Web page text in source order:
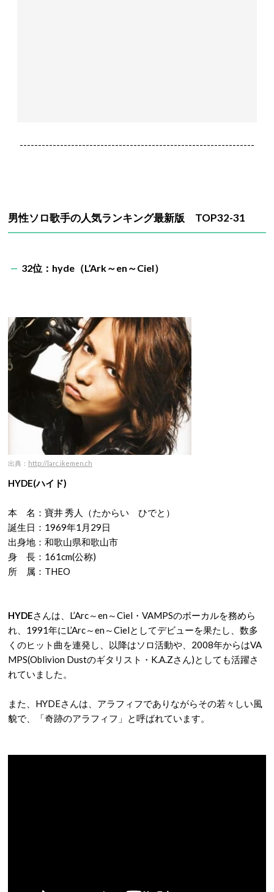
----------------------------------------------------------------
男性ソロ歌手の人気ランキング最新版 TOP32-31
32位：hyde（L’Ark～en～Ciel）
出典： http://larc.ikemen.ch
HYDE(ハイド)
本 名：寶井 秀人（たからい ひでと）
誕生日：1969年1月29日
出身地：和歌山県和歌山市
身 長：161cm(公称)
所 属：THEO
HYDEさんは、 L’Arc～en～Ciel ・VAMPSのボーカルを務めら
れ、1991年にL’Arc～en～Cielとしてデビューを果たし、数多
くのヒット曲を連発し、以降はソロ活動や、2008年からはVA
MPS(Oblivion Dustのギタリスト・K.A.Zさん)としても活躍さ
れていました。
また、HYDEさんは、アラフィフでありながらその若々しい風
貌で、「奇跡のアラフィフ」と呼ばれています。